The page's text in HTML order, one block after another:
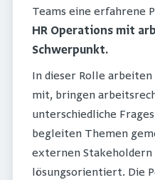
Teams eine erfahrene
HR Operations mit
Schwerpunkt.
In dieser Rolle
mit, bringen
unterschiedliche
begleiten Themen
externen Stakeholdern
lösungsorientiert. Die